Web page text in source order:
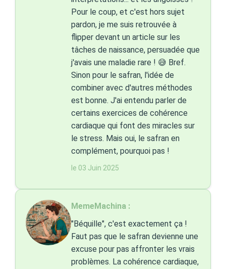
Pour le coup, et c'est hors sujet
pardon, je me suis retrouvée à
flipper devant un article sur les
tâches de naissance, persuadée que
j'avais une maladie rare ! 😅 Bref.
Sinon pour le safran, l'idée de
combiner avec d'autres méthodes
est bonne. J'ai entendu parler de
certains exercices de cohérence
cardiaque qui font des miracles sur
le stress. Mais oui, le safran en
complément, pourquoi pas !
le 03 Juin 2025
MemeMachina :
"Béquille", c'est exactement ça !
Faut pas que le safran devienne une
excuse pour pas affronter les vrais
problèmes. La cohérence cardiaque,